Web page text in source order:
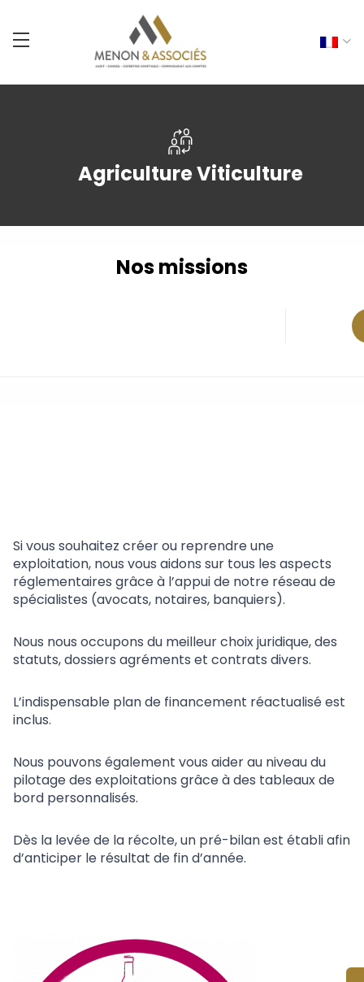
Agriculture Viticulture
Nos missions
Si vous souhaitez créer ou reprendre une
exploitation, nous vous aidons sur tous les aspects
réglementaires grâce à l’appui de notre réseau de
spécialistes (avocats, notaires, banquiers).
Nous nous occupons du meilleur choix juridique, des
statuts, dossiers agréments et contrats divers.
L’indispensable plan de financement réactualisé est
inclus.
Nous pouvons également vous aider au niveau du
pilotage des exploitations grâce à des tableaux de
bord personnalisés.
Dès la levée de la récolte, un pré-bilan est établi afin
d’anticiper le résultat de fin d’année.